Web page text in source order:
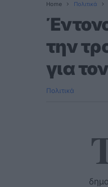
Home Πολιτικά
την
για
Πολιτικά